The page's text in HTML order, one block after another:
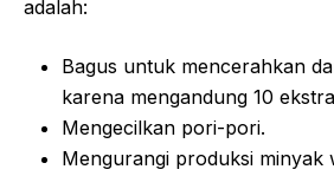
adalah:
Bagus untuk mencerahkan
karena mengandung 10
Mengecilkan pori-pori.
Mengurangi produksi minyak